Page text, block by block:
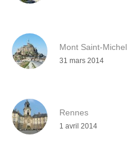
Mont Saint-Michel
31 mars 2014
Rennes
1 avril 2014